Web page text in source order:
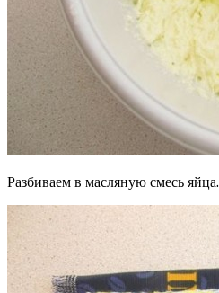
Разбиваем в масляную смесь яйца.